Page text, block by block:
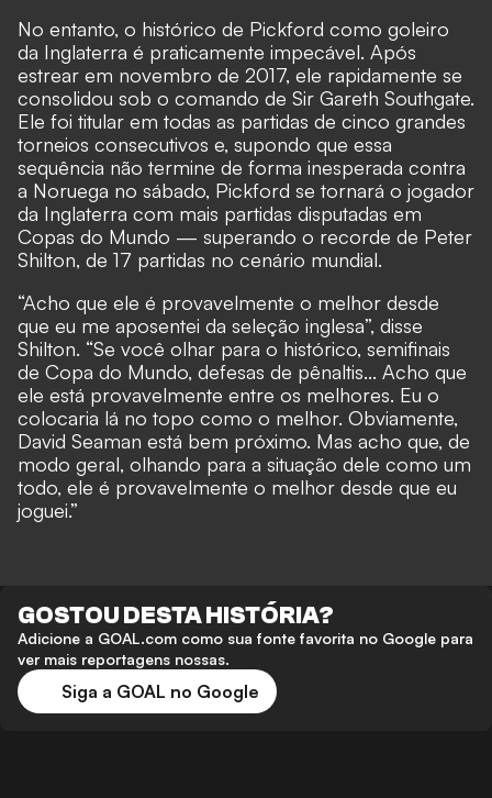
No entanto, o histórico de Pickford como goleiro
da Inglaterra é praticamente impecável. Após
estrear em novembro de 2017, ele rapidamente se
consolidou sob o comando de Sir Gareth Southgate.
Ele foi titular em todas as partidas de cinco grandes
torneios consecutivos e, supondo que essa
sequência não termine de forma inesperada contra
a Noruega no sábado, Pickford se tornará o jogador
da Inglaterra com mais partidas disputadas em
Copas do Mundo — superando o recorde de Peter
Shilton, de 17 partidas no cenário mundial.
“Acho que ele é provavelmente o melhor desde
que eu me aposentei da seleção inglesa”, disse
Shilton. “Se você olhar para o histórico, semifinais
de Copa do Mundo, defesas de pênaltis... Acho que
ele está provavelmente entre os melhores. Eu o
colocaria lá no topo como o melhor. Obviamente,
David Seaman está bem próximo. Mas acho que, de
modo geral, olhando para a situação dele como um
todo, ele é provavelmente o melhor desde que eu
joguei.”
GOSTOU DESTA HISTÓRIA?
Adicione a GOAL.com como sua fonte favorita no Google para
ver mais reportagens nossas.
Siga a GOAL no Google